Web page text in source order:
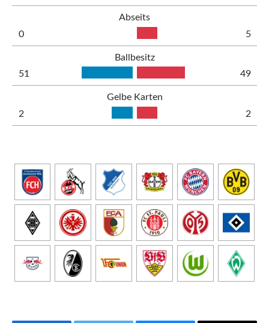
Abseits
0
5
Ballbesitz
51
49
Gelbe Karten
2
2